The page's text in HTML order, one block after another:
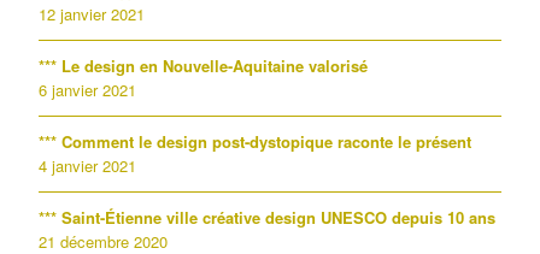
12 janvier 2021
*** Le design en Nouvelle-Aquitaine valorisé
6 janvier 2021
*** Comment le design post-dystopique raconte le présent
4 janvier 2021
*** Saint-Étienne ville créative design UNESCO depuis 10 ans
21 décembre 2020